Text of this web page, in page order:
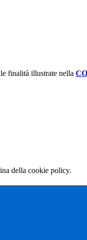
finalità illustrate nella
della cookie policy.